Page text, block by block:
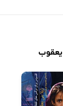
می‌زنند
یعقوب